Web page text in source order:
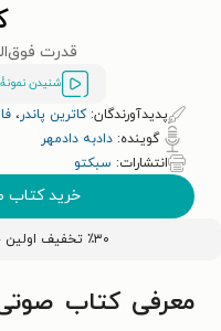
قدرت
شنیدن نمونۀ
پدیدآورندگان:کاترین پاندر،
گوینده: دادبه دادمهر
انتشارات: سبکتو
خرید کتاب
٪۳۰ تخفیف اولین خرید کتاب با کد
معرفی کتاب